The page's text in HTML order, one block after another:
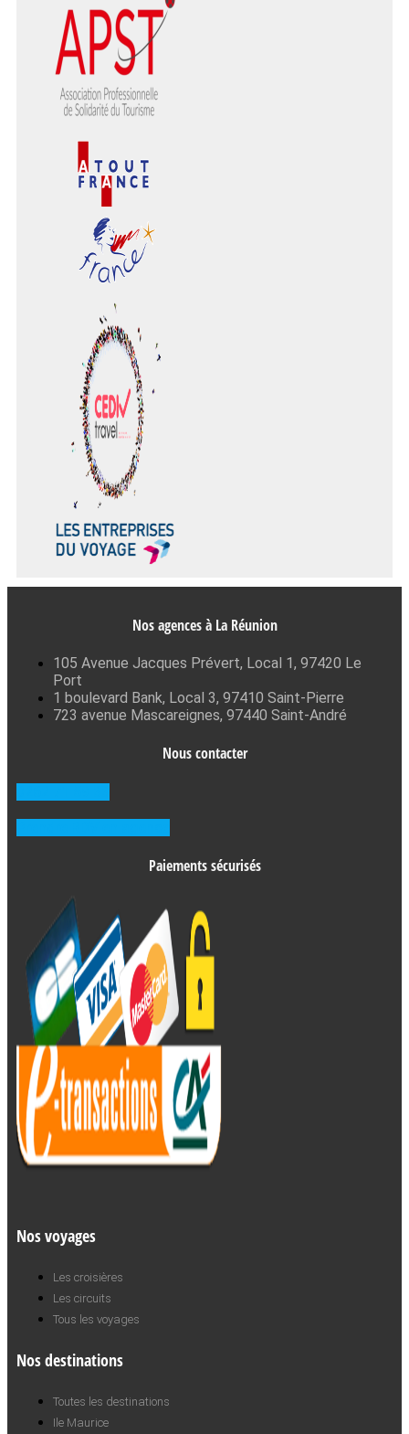
Nos agences à La Réunion
105 Avenue Jacques Prévert, Local 1, 97420 Le
Port
1 boulevard Bank, Local 3, 97410 Saint-Pierre
723 avenue Mascareignes, 97440 Saint-André
Nous contacter
Paiements sécurisés
Nos voyages
Les croisières
Les circuits
Tous les voyages
Nos destinations
Toutes les destinations
Ile Maurice